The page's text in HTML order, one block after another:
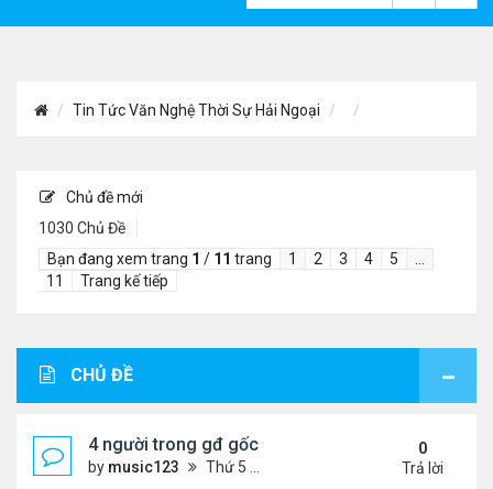
Tin Tức Văn Nghệ Thời Sự Hải Ngoại
Chủ đề mới
1030 Chủ Đề
Bạn đang xem trang 1 / 11 trang 1 2 3 4 5
11
Trang kế tiếp
CHỦ ĐỀ
4 người trong gđ gốc Việt thiệt mạng vì tai nạn xe
by music123 Thứ 5 Tháng 8 06, 2026 4:06 pm
0
Trả lời